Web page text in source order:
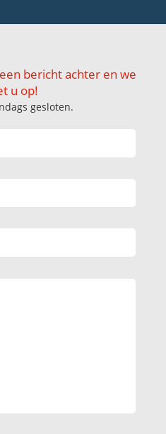
bericht achter en we
u op!
gesloten.